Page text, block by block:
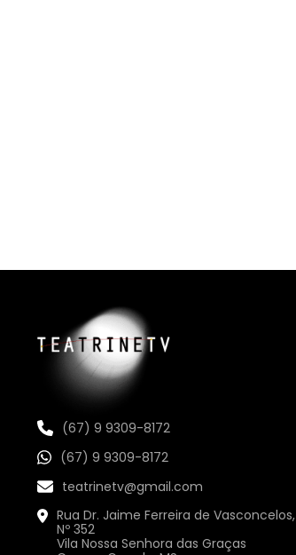
(67) 9 9309-8172
(67) 9 9309-8172
teatrinetv@gmail.com
Rua Dr. Jaime Ferreira de Vasconcelos,
Nº 352
Vila Nossa Senhora das Graças